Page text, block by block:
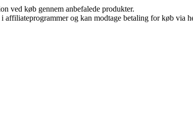
ved køb gennem anbefalede produkter.
og kan modtage betaling for køb via